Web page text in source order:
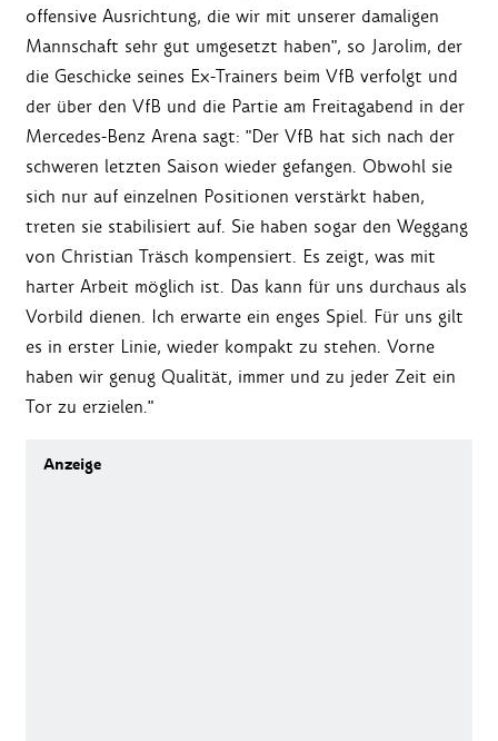
offensive Ausrichtung, die wir mit unserer damaligen
Mannschaft sehr gut umgesetzt haben", so Jarolim, der
die Geschicke seines Ex-Trainers beim VfB verfolgt und
der über den VfB und die Partie am Freitagabend in der
Mercedes-Benz Arena sagt: "Der VfB hat sich nach der
schweren letzten Saison wieder gefangen. Obwohl sie
sich nur auf einzelnen Positionen verstärkt haben,
treten sie stabilisiert auf. Sie haben sogar den Weggang
von Christian Träsch kompensiert. Es zeigt, was mit
harter Arbeit möglich ist. Das kann für uns durchaus als
Vorbild dienen. Ich erwarte ein enges Spiel. Für uns gilt
es in erster Linie, wieder kompakt zu stehen. Vorne
haben wir genug Qualität, immer und zu jeder Zeit ein
Tor zu erzielen."